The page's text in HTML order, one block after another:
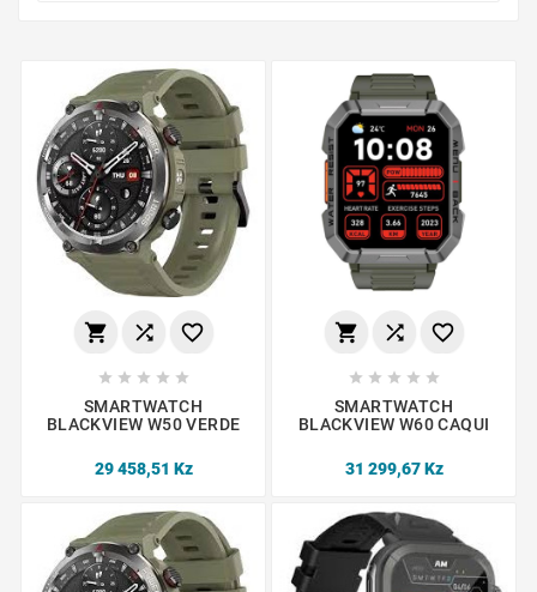
  
    
SMARTWATCH
BLACKVIEW W50 VERDE
29 458,51 Kz
  
    
SMARTWATCH
BLACKVIEW W60 CAQUI
31 299,67 Kz